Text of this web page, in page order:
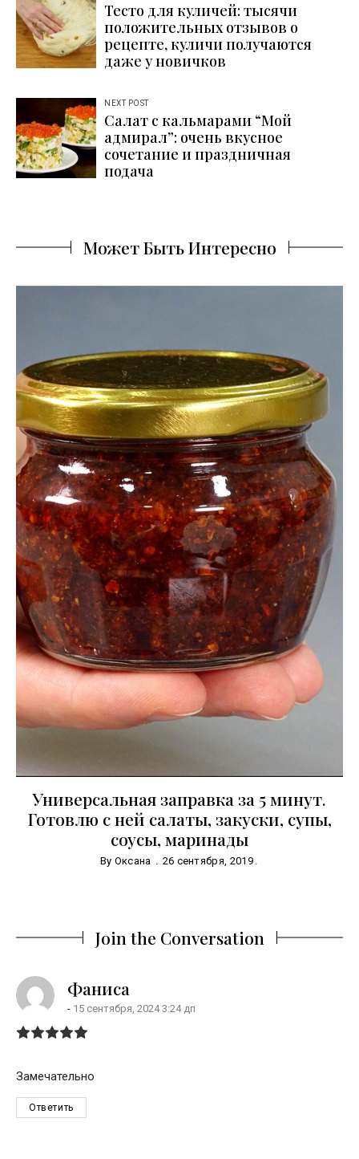
по
записям
Тесто для куличей: тысячи
положительных отзывов о
рецепте, куличи получаются
даже у новичков
NEXT POST
Салат с кальмарами “Мой
адмирал”: очень вкусное
сочетание и праздничная
подача
Может Быть Интересно
Универсальная заправка за 5 минут.
Готовлю с ней салаты, закуски, супы,
соусы, маринады
By Оксана 26 сентября, 2019
Join the Conversation
Фаниса
15 сентября, 2024 3:24 дп
Замечательно
Ответить